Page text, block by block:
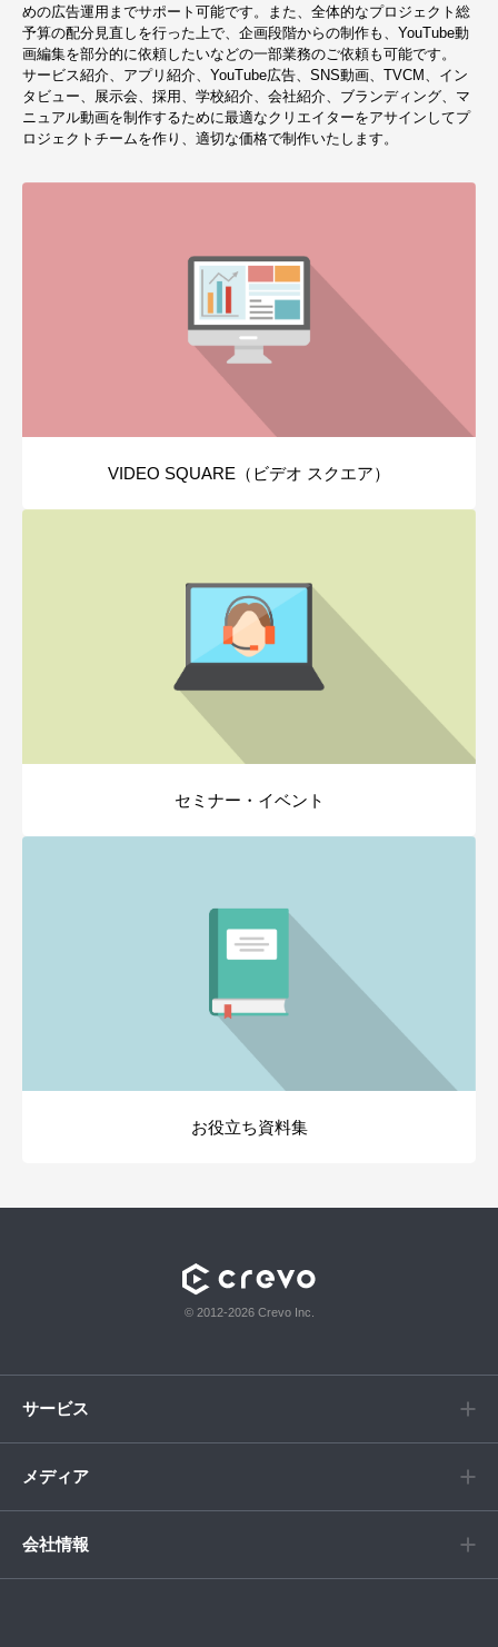
めの広告運用までサポート可能です。また、全体的なプロジェクト総
予算の配分見直しを行った上で、企画段階からの制作も、YouTube動
画編集を部分的に依頼したいなどの一部業務のご依頼も可能です。
サービス紹介、アプリ紹介、YouTube広告、SNS動画、TVCM、イン
タビュー、展示会、採用、学校紹介、会社紹介、ブランディング、マ
ニュアル動画を制作するために最適なクリエイターをアサインしてプ
ロジェクトチームを作り、適切な価格で制作いたします。
VIDEO SQUARE（ビデオ スクエア）
セミナー・イベント
お役立ち資料集
© 2012-2026 Crevo Inc.
サービス
メディア
会社情報